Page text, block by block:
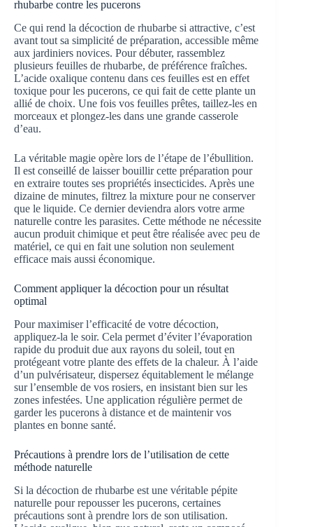
rhubarbe contre les pucerons
Ce qui rend la décoction de rhubarbe si attractive, c’est
avant tout sa simplicité de préparation, accessible même
aux jardiniers novices. Pour débuter, rassemblez
plusieurs feuilles de rhubarbe, de préférence fraîches.
L’acide oxalique contenu dans ces feuilles est en effet
toxique pour les pucerons, ce qui fait de cette plante un
allié de choix. Une fois vos feuilles prêtes, taillez-les en
morceaux et plongez-les dans une grande casserole
d’eau.
La véritable magie opère lors de l’étape de l’ébullition.
Il est conseillé de laisser bouillir cette préparation pour
en extraire toutes ses propriétés insecticides. Après une
dizaine de minutes, filtrez la mixture pour ne conserver
que le liquide. Ce dernier deviendra alors votre arme
naturelle contre les parasites. Cette méthode ne nécessite
aucun produit chimique et peut être réalisée avec peu de
matériel, ce qui en fait une solution non seulement
efficace mais aussi économique.
Comment appliquer la décoction pour un résultat
optimal
Pour maximiser l’efficacité de votre décoction,
appliquez-la le soir. Cela permet d’éviter l’évaporation
rapide du produit due aux rayons du soleil, tout en
protégeant votre plante des effets de la chaleur. À l’aide
d’un pulvérisateur, dispersez équitablement le mélange
sur l’ensemble de vos rosiers, en insistant bien sur les
zones infestées. Une application régulière permet de
garder les pucerons à distance et de maintenir vos
plantes en bonne santé.
Précautions à prendre lors de l’utilisation de cette
méthode naturelle
Si la décoction de rhubarbe est une véritable pépite
naturelle pour repousser les pucerons, certaines
précautions sont à prendre lors de son utilisation.